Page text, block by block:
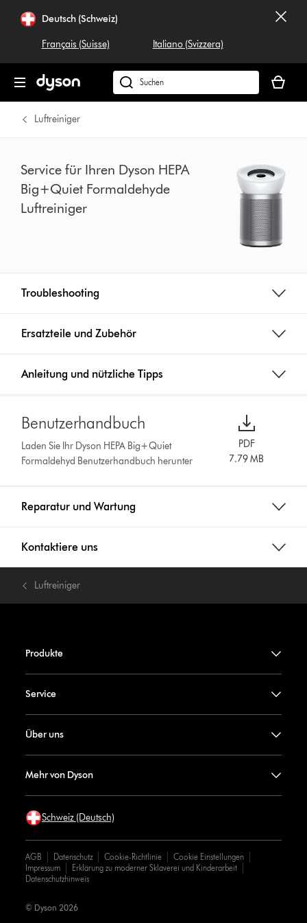
überspringenDeutsch (Schweiz)
Français (Suisse) Italiano (Svizzera)
Dyson.ch
durchsuchen
ist
Luftreiniger
Service für Ihren Dyson HEPA
Big+Quiet Formaldehyde
Luftreiniger
Troubleshooting
Ersatzteile und Zubehör
Anleitung und nützliche Tipps
Benutzerhandbuch
Laden Sie Ihr Dyson HEPA Big+Quiet
Formaldehyd Benutzerhandbuch herunter
PDF
7.79 MB
Reparatur und Wartung
Kontaktiere uns
Luftreiniger
Produkte
Service
Über uns
Mehr von Dyson
Schweiz (Deutsch)
AGB Datenschutz Cookie-Richtlinie
Cookie Einstellungen
Impressum
Erklärung zu moderner Sklaverei und Kinderarbeit
Datenschutzhinweis
© Dyson 2026